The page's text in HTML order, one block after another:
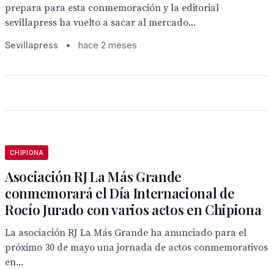
prepara para esta conmemoración y la editorial
sevillapress ha vuelto a sacar al mercado...
Sevillapress • hace 2 meses
CHIPIONA
Asociación RJ La Más Grande
conmemorará el Día Internacional de
Rocío Jurado con varios actos en Chipiona
La asociación RJ La Más Grande ha anunciado para el
próximo 30 de mayo una jornada de actos conmemorativos
en...